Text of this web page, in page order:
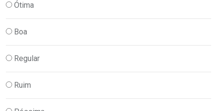
Ótima
Boa
Regular
Ruim